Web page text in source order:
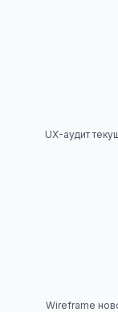
UX-аудит
Wireframe